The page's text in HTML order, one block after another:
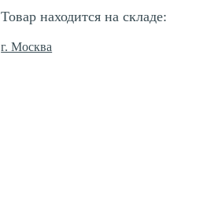
Товар находится на складе:
г. Москва